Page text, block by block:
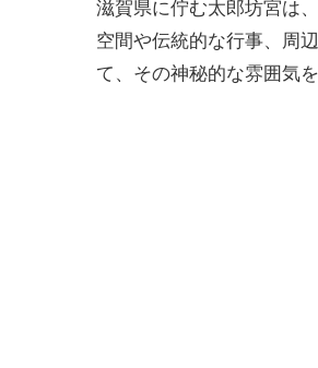
滋賀県に佇む太郎坊宮は
空間や伝統的な行事、周
て、その神秘的な雰囲気